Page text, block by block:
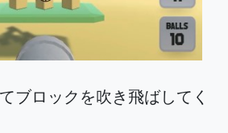
ブロックを吹き飛ばしてく